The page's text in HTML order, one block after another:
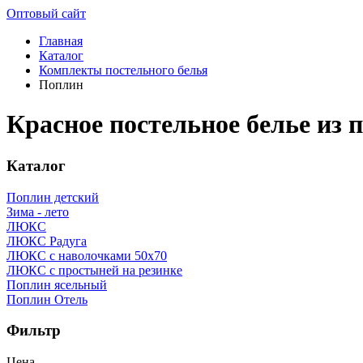
Оптовый сайт
Главная
Каталог
Комплекты постельного белья
Поплин
Красное постельное белье из
Каталог
Поплин детский
Зима - лето
ЛЮКС
ЛЮКС Радуга
ЛЮКС с наволочками 50х70
ЛЮКС с простыней на резинке
Поплин ясельный
Поплин Отель
Фильтр